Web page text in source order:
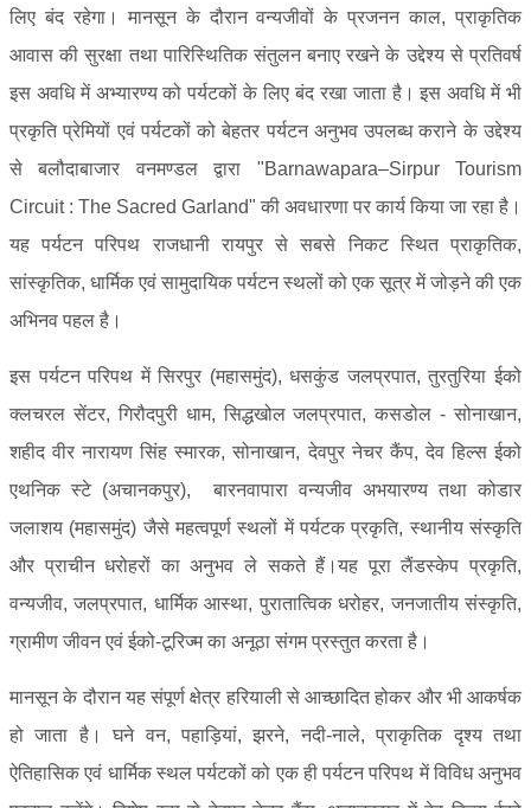
लिए बंद रहेगा। मानसून के दौरान वन्यजीवों के प्रजनन काल, प्राकृतिक
आवास की सुरक्षा तथा पारिस्थितिक संतुलन बनाए रखने के उद्देश्य से प्रतिवर्ष
इस अवधि में अभ्यारण्य को पर्यटकों के लिए बंद रखा जाता है। इस अवधि में भी
प्रकृति प्रेमियों एवं पर्यटकों को बेहतर पर्यटन अनुभव उपलब्ध कराने के उद्देश्य
से बलौदाबाजार वनमण्डल द्वारा "Barnawapara–Sirpur Tourism
Circuit : The Sacred Garland" की अवधारणा पर कार्य किया जा रहा है।
यह पर्यटन परिपथ राजधानी रायपुर से सबसे निकट स्थित प्राकृतिक,
सांस्कृतिक, धार्मिक एवं सामुदायिक पर्यटन स्थलों को एक सूत्र में जोड़ने की एक
अभिनव पहल है।
इस पर्यटन परिपथ में सिरपुर (महासमुंद), धसकुंड जलप्रपात, तुरतुरिया ईको
क्लचरल सेंटर, गिरौदपुरी धाम, सिद्धखोल जलप्रपात, कसडोल - सोनाखान,
शहीद वीर नारायण सिंह स्मारक, सोनाखान, देवपुर नेचर कैंप, देव हिल्स ईको
एथनिक स्टे (अचानकपुर), बारनवापारा वन्यजीव अभयारण्य तथा कोडार
जलाशय (महासमुंद) जैसे महत्वपूर्ण स्थलों में पर्यटक प्रकृति, स्थानीय संस्कृति
और प्राचीन धरोहरों का अनुभव ले सकते हैं।यह पूरा लैंडस्केप प्रकृति,
वन्यजीव, जलप्रपात, धार्मिक आस्था, पुरातात्विक धरोहर, जनजातीय संस्कृति,
ग्रामीण जीवन एवं ईको-टूरिज्म का अनूठा संगम प्रस्तुत करता है।
मानसून के दौरान यह संपूर्ण क्षेत्र हरियाली से आच्छादित होकर और भी आकर्षक
हो जाता है। घने वन, पहाड़ियां, झरने, नदी-नाले, प्राकृतिक दृश्य तथा
ऐतिहासिक एवं धार्मिक स्थल पर्यटकों को एक ही पर्यटन परिपथ में विविध अनुभव